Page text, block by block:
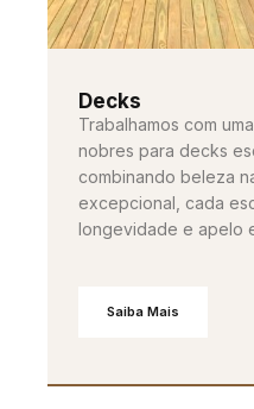
Decks
Trabalhamos com
nobres para decks
combinando beleza
excepcional, cada
longevidade e apelo
Saiba Mais